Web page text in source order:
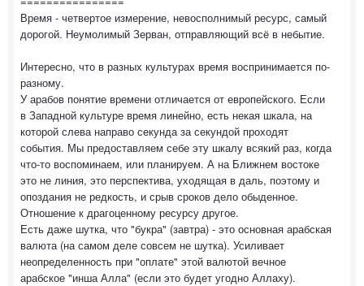
Время - четвертое измерение, невосполнимый ресурс, самый
дорогой. Неумолимый Зерван, отправляющий всё в небытие.
Интересно, что в разных культурах время воспринимается по-
разному.
У арабов понятие времени отличается от европейского. Если
в Западной культуре время линейно, есть некая шкала, на
которой слева направо секунда за секундой проходят
события. Мы предоставляем себе эту шкалу всякий раз, когда
что-то воспоминаем, или планируем. А на Ближнем востоке
это не линия, это перспектива, уходящая в даль, поэтому и
опоздания не редкость, и срыв сроков дело обыденное.
Отношение к драгоценному ресурсу другое.
Есть даже шутка, что "букра" (завтра) - это основная арабская
валюта (на самом деле совсем не шутка). Усиливает
неопределенность при "оплате" этой валютой вечное
арабское "инша Алла" (если это будет угодно Аллаху).